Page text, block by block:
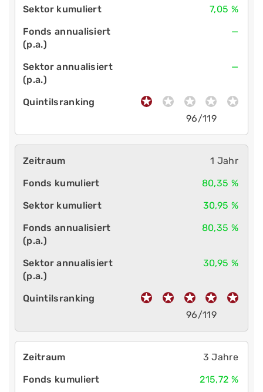
7,05 %
—
—
96/119
1 Jahr
80,35 %
30,95 %
80,35 %
30,95 %
96/119
3 Jahre
215,72 %